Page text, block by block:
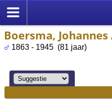
Boersma,
1863 - 1945 (81 jaar)